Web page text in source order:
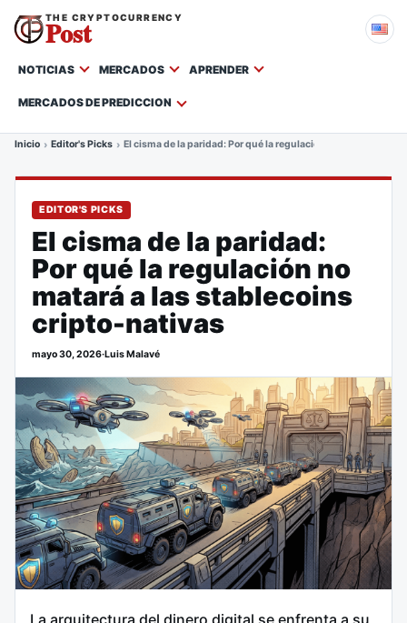
THE CRYPTOCURRENCY
Post
NOTICIAS MERCADOS APRENDER
MERCADOS DE PREDICCION
Inicio Editor's Picks El cisma de la paridad: Por qué la regulación no matará a las
EDITOR'S PICKS
El cisma de la paridad:
Por qué la regulación no
matará a las stablecoins
cripto-nativas
mayo 30, 2026·Luis Malavé
La arquitectura del dinero digital se enfrenta a su